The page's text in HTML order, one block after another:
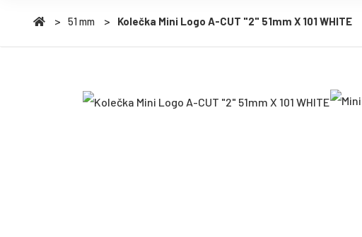
51 mm Kolečka Mini Logo A-CUT "2" 51mm X 101 WHITE